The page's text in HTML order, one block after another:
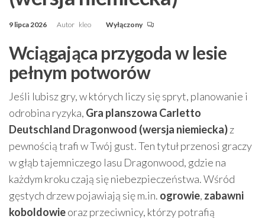
9 lipca 2026 Autor kleo Wyłączony
Wciągająca przygoda w lesie
pełnym potworów
Jeśli lubisz gry, w których liczy się spryt, planowanie i
odrobina ryzyka, Gra planszowa Carletto
Deutschland Dragonwood (wersja niemiecka)z
pewnością trafi w Twój gust. Ten tytuł przenosi graczy
w głąb tajemniczego lasu Dragonwood, gdzie na
każdym kroku czają się niebezpieczeństwa. Wśród
gęstych drzew pojawiają się m.in. ogrowie, zabawni
koboldowieoraz przeciwnicy, którzy potrafią